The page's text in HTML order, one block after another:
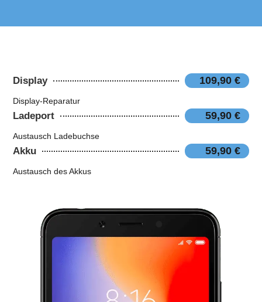
Display 109,90 €
Display-Reparatur
Ladeport 59,90 €
Austausch Ladebuchse
Akku 59,90 €
Austausch des Akkus